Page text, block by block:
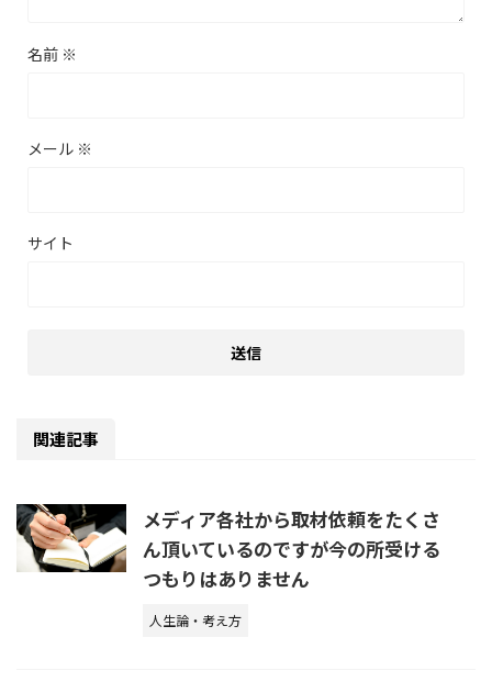
名前 ※
メール ※
サイト
関連記事
メディア各社から取材依頼をたくさ
ん頂いているのですが今の所受ける
つもりはありません
人生論・考え方